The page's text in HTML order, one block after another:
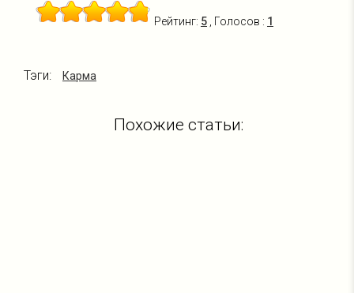
Рейтинг: 5 , Голосов : 1
Тэги: Карма
Похожие статьи: